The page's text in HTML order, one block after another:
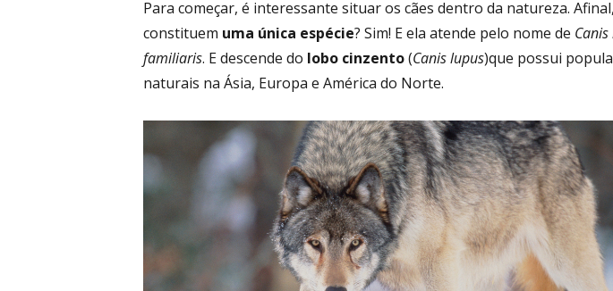
Para começar, é interessante situar os cães dentro da natureza.
constituem uma única espécie? Sim! E ela atende pelo nome de
familiaris. E descende do lobo cinzento(Canis lupus)que possui
naturais na Ásia, Europa e América do Norte.